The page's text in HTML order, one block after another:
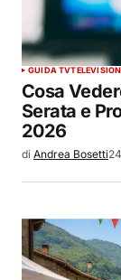
GUIDA TV
Cosa
Serata e
2026
di Andrea Bosetti